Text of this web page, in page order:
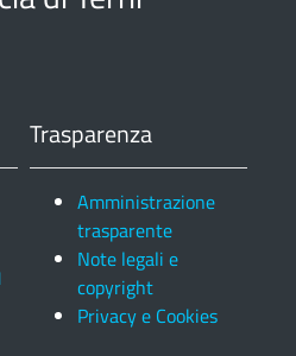
Trasparenza
Amministrazione
trasparente
Note legali e
copyright
Privacy e Cookies